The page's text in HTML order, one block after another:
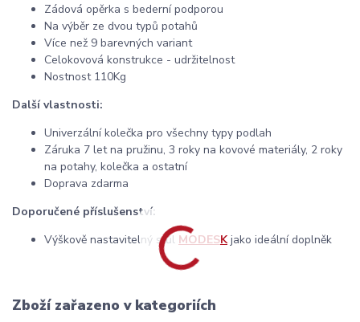
Zádová opěrka s bederní podporou
Na výběr ze dvou typů potahů
Více než 9 barevných variant
Celokovová konstrukce - udržitelnost
Nostnost 110Kg
Další vlastnosti:
Univerzální kolečka pro všechny typy podlah
Záruka 7 let na pružinu, 3 roky na kovové materiály, 2 roky
na potahy, kolečka a ostatní
Doprava zdarma
Doporučené příslušenství:
Výškově nastavitelný stůl MODESKjako ideální doplněk
Zboží zařazeno v kategoriích